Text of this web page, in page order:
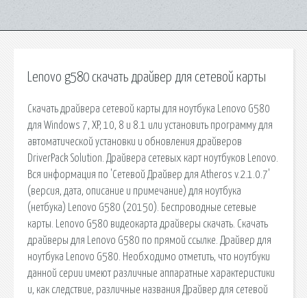
Lenovo g580 скачать драйвер для сетевой карты
Скачать драйвера сетевой карты для ноутбука Lenovo G580
для Windows 7, XP, 10, 8 и 8.1 или установить программу для
автоматической установки и обновления драйверов
DriverPack Solution. Драйвера сетевых карт ноутбуков Lenovo.
Вся информация по 'Сетевой Драйвер для Atheros v.2.1.0.7'
(версия, дата, описание и примечание) для ноутбука
(нетбука) Lenovo G580 (20150). Беспроводные сетевые
карты. Lenovo G580 видеокарта драйверы скачать. Скачать
драйверы для Lenovo G580 по прямой ссылке. Драйвер для
ноутбука Lenovo G580. Необходимо отметить, что ноутбуки
данной серии имеют различные аппаратные характеристики
и, как следствие, различные названия Драйвер для сетевой